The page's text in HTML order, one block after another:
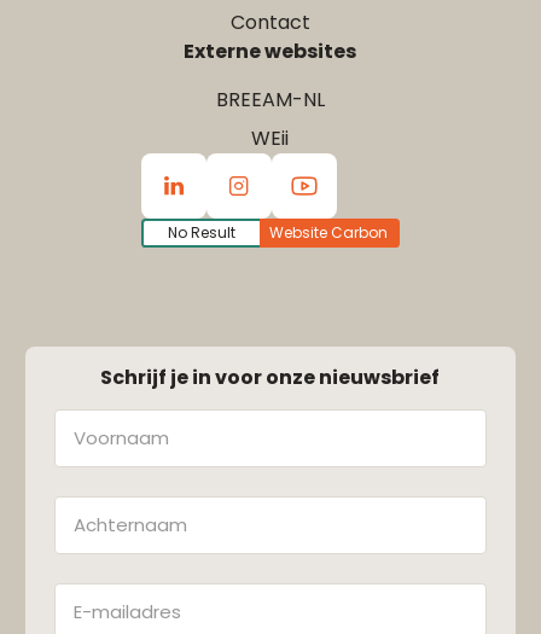
Contact
Externe websites
BREEAM-NL
WEii
No Result Website Carbon
Schrijf je in voor onze nieuwsbrief
Naam
Achternaam
E-
mailadres